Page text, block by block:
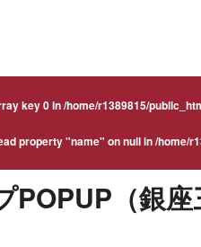
key 0 in/home/r1389815/
property "name" on null in/home/
POPUP（銀